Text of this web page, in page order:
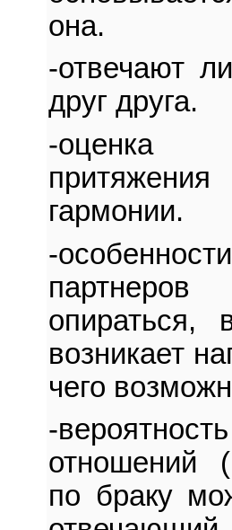
она.
-отвечают
друг друга.
-оценка
гармонии.
-
опираться,
возникает
чего
-
отношений
по браку